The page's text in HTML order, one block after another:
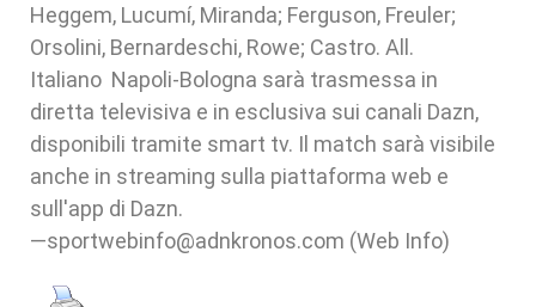
Heggem, Lucumí, Miranda; Ferguson, Freuler;
Orsolini, Bernardeschi, Rowe; Castro. All.
Italiano Napoli-Bologna sarà trasmessa in
diretta televisiva e in esclusiva sui canali Dazn,
disponibili tramite smart tv. Il match sarà visibile
anche in streaming sulla piattaforma web e
sull'app di Dazn.
—sportwebinfo@adnkronos.com (Web Info)